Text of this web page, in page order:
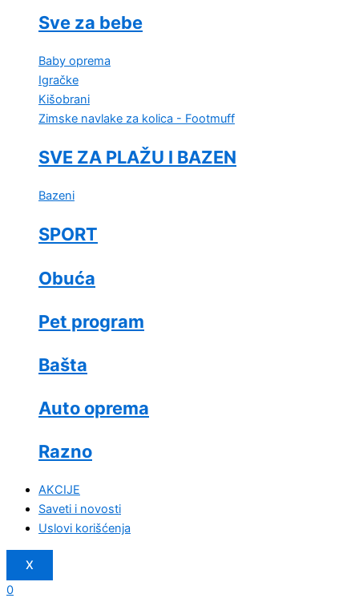
Sve za bebe
Baby oprema
Igračke
Kišobrani
Zimske navlake za kolica - Footmuff
SVE ZA PLAŽU I BAZEN
Bazeni
SPORT
Obuća
Pet program
Bašta
Auto oprema
Razno
AKCIJE
Saveti i novosti
Uslovi korišćenja
X
0